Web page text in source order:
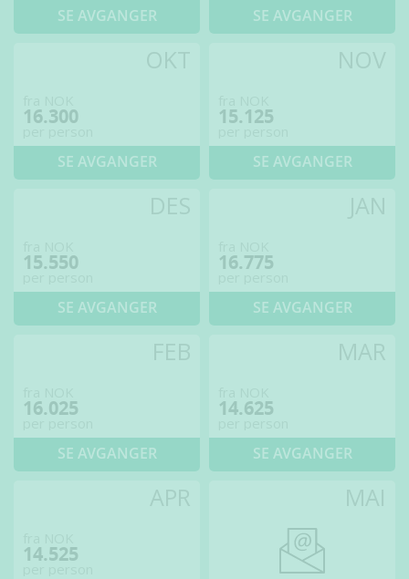
SE AVGANGER SE AVGANGER
16.300
SE AVGANGER
15.125
SE AVGANGER
15.550
SE AVGANGER
16.775
SE AVGANGER
16.025
SE AVGANGER
14.625
SE AVGANGER
14.525